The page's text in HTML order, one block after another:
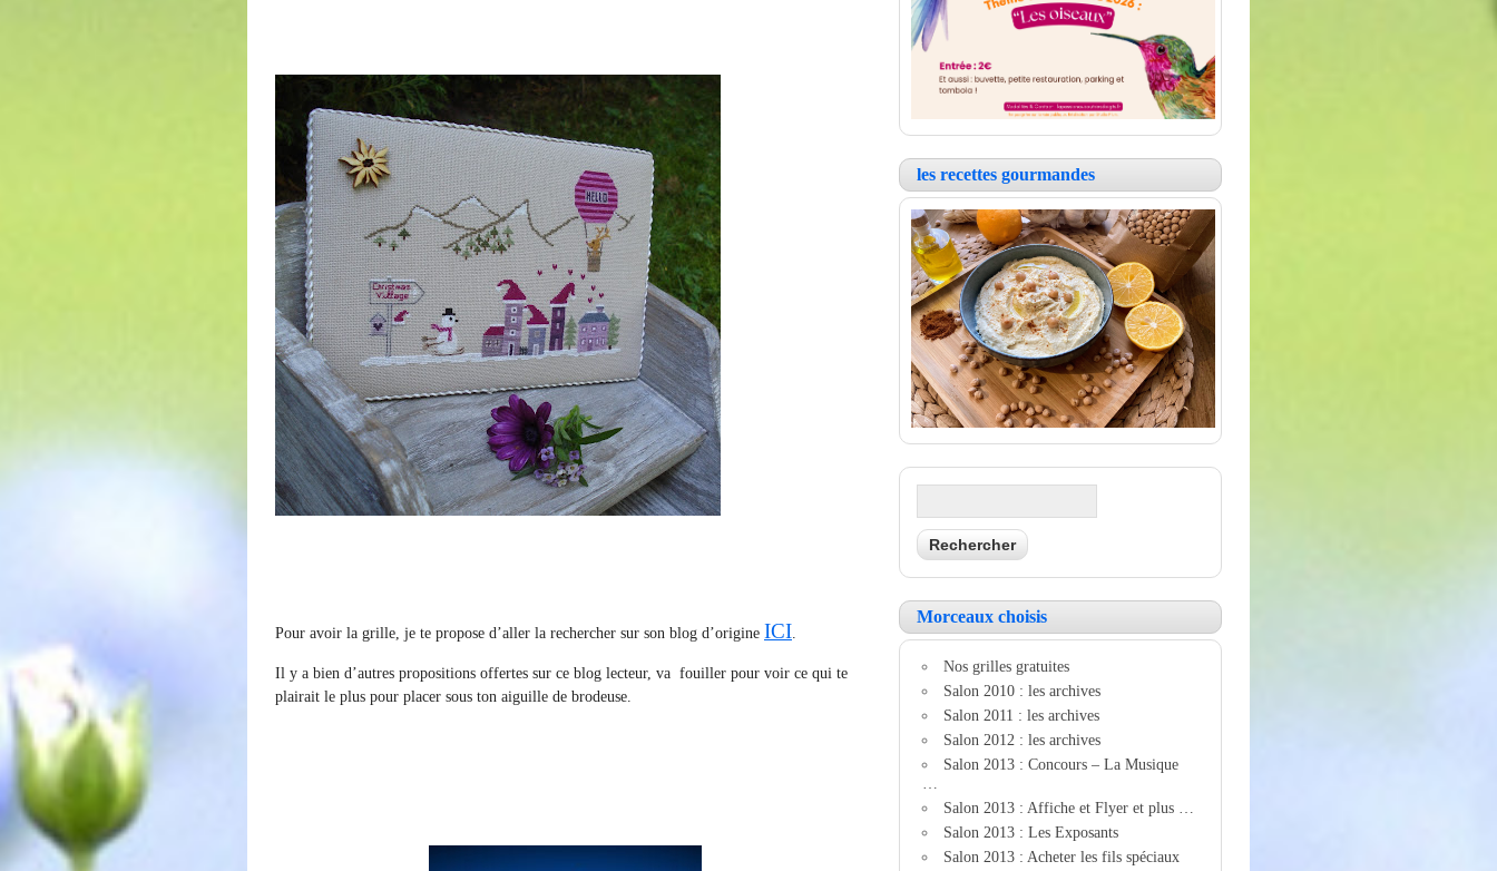
Pour avoir la grille, je te propose d’aller la rechercher sur son blog d’origine ICI
Il y a bien d’autres propositions offertes sur ce blog lecteur, va fouiller pour voir ce qui te
plairait le plus pour placer sous ton aiguille de brodeuse.
les recettes gourmandes
Morceaux choisis
Nos grilles gratuites
Salon 2010 : les archives
Salon 2011 : les archives
Salon 2012 : les archives
Salon 2013 : Concours – La Musique
Salon 2013 : Affiche et Flyer et plus …
Salon 2013 : Les Exposants
Salon 2013 : Acheter les fils spéciaux